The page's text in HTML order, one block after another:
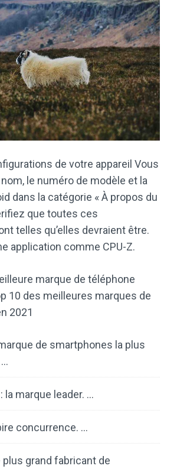
de votre appareil Vous
le numéro de modèle et la
dans la catégorie « À propos du
que toutes ces
telles qu’elles devraient être.
application comme CPU-Z.
marque de téléphone
10 des meilleures marques de
2021
de smartphones la plus
la marque leader. …
concurrence. …
plus grand fabricant de